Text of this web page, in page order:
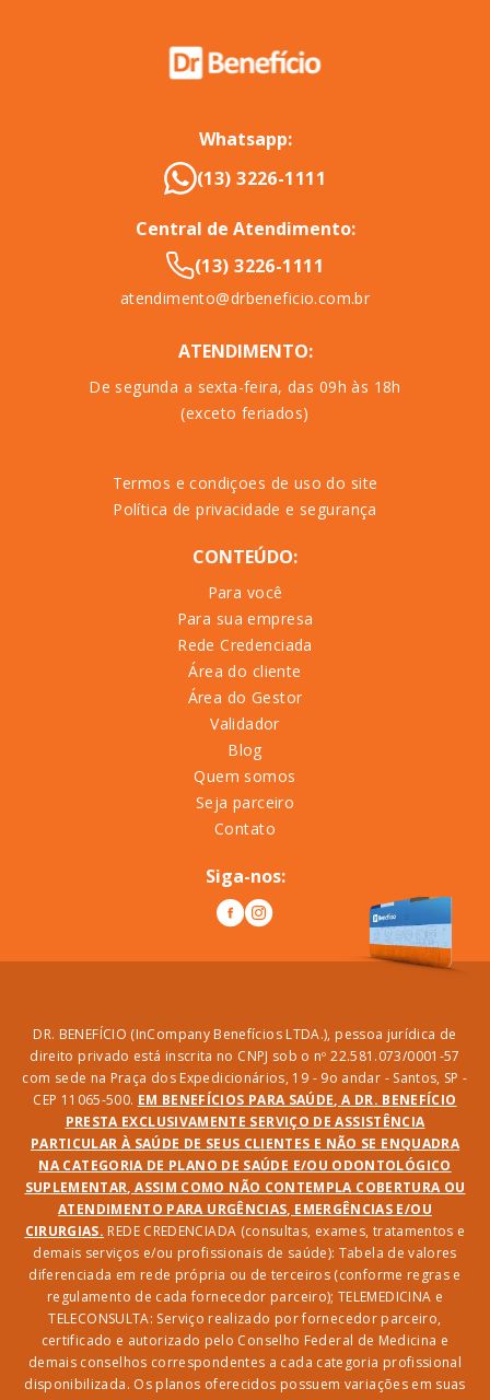
Whatsapp:
(13) 3226-1111
Central de Atendimento:
(13) 3226-1111
atendimento@drbeneficio.com.br
ATENDIMENTO:
De segunda a sexta-feira, das 09h às 18h
(exceto feriados)
Termos e condiçoes de uso do site
Política de privacidade e segurança
CONTEÚDO:
Para você
Para sua empresa
Rede Credenciada
Área do cliente
Área do Gestor
Validador
Blog
Quem somos
Seja parceiro
Contato
Siga-nos:
DR. BENEFÍCIO (InCompany Benefícios LTDA.), pessoa jurídica de
direito privado está inscrita no CNPJ sob o nº 22.581.073/0001-57
com sede na Praça dos Expedicionários, 19 - 9o andar - Santos, SP -
CEP 11065-500. EM BENEFÍCIOS PARA SAÚDE, A DR. BENEFÍCIO
PRESTA EXCLUSIVAMENTE SERVIÇO DE ASSISTÊNCIA
PARTICULAR À SAÚDE DE SEUS CLIENTES E NÃO SE ENQUADRA
NA CATEGORIA DE PLANO DE SAÚDE E/OU ODONTOLÓGICO
SUPLEMENTAR, ASSIM COMO NÃO CONTEMPLA COBERTURA OU
ATENDIMENTO PARA URGÊNCIAS, EMERGÊNCIAS E/OU
CIRURGIAS. REDE CREDENCIADA (consultas, exames, tratamentos e
demais serviços e/ou profissionais de saúde): Tabela de valores
diferenciada em rede própria ou de terceiros (conforme regras e
regulamento de cada fornecedor parceiro); TELEMEDICINA e
TELECONSULTA: Serviço realizado por fornecedor parceiro,
certificado e autorizado pelo Conselho Federal de Medicina e
demais conselhos correspondentes a cada categoria profissional
disponibilizada. Os planos oferecidos possuem variações em suas